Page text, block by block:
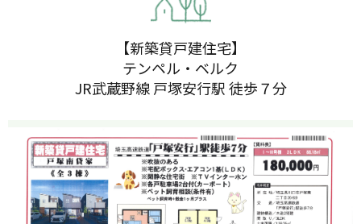
【新築貸戸建住宅】
テンペル・ベルク
JR武蔵野線 戸塚安行駅 徒歩７分